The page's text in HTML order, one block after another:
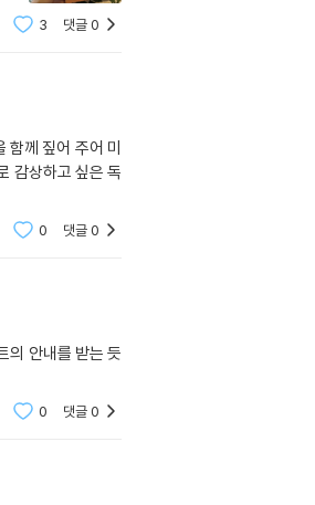
3 댓글0
께 짚어 주어 미
감상하고 싶은 독
0 댓글0
의 안내를 받는 듯
0 댓글0